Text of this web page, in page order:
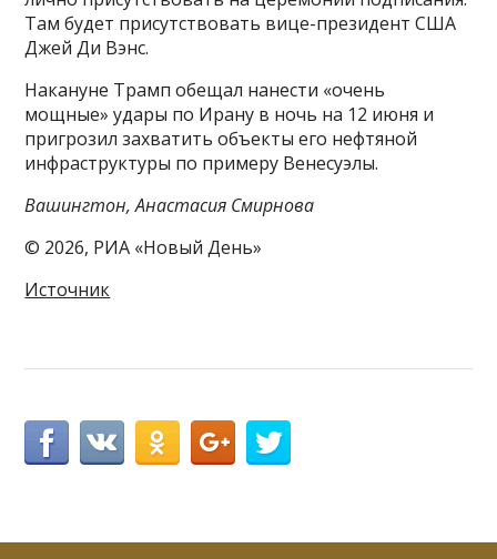
Там будет присутствовать вице-президент США
Джей Ди Вэнс.
Накануне Трамп обещал нанести «очень
мощные» удары по Ирану в ночь на 12 июня и
пригрозил захватить объекты его нефтяной
инфраструктуры по примеру Венесуэлы.
Вашингтон, Анастасия Смирнова
© 2026, РИА «Новый День»
Источник